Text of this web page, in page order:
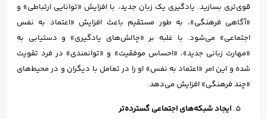
قوی‌تری بسازید. یادگیری یک زبان جدید، با افزایش «توانایی ارتباطی» و
«آگاهی فرهنگی»، به طور مستقیم باعث افزایش «اعتماد به نفس
اجتماعی» می‌شود. با غلبه بر «چالش‌های یادگیری» و دستیابی به
«مهارت زبانی جدید»، «احساس موفقیت» و «توانمندی» در فرد تقویت
شده و این امر «اعتماد به نفس» او را در تعامل با دیگران و در محیط‌های
«چند فرهنگی» افزایش می‌دهد.
ایجاد شبکه‌های اجتماعی گسترده‌تر